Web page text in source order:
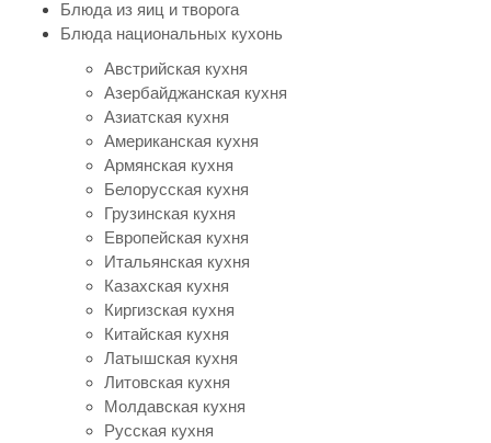
Блюда из яиц и творога
Блюда национальных кухонь
Австрийская кухня
Азербайджанская кухня
Азиатская кухня
Американская кухня
Армянская кухня
Белорусская кухня
Грузинская кухня
Европейская кухня
Итальянская кухня
Казахская кухня
Киргизская кухня
Китайская кухня
Латышская кухня
Литовская кухня
Молдавская кухня
Русская кухня